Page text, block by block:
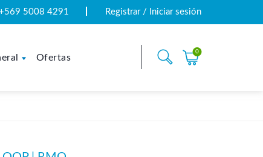
5008 4291 Registrar / Iniciar sesión
Ofertas
0